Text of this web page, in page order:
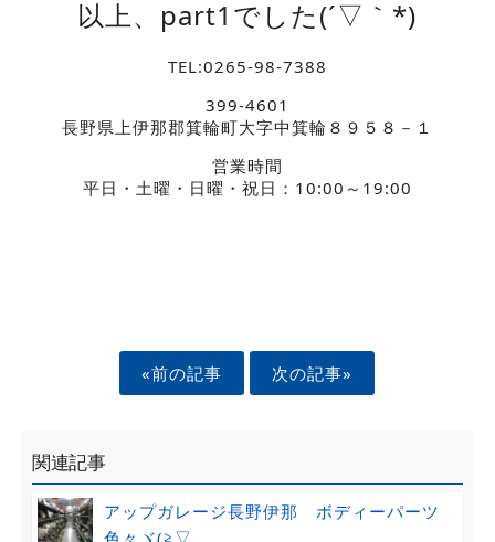
以上、part1でした(´▽｀*)
TEL:0265-98-7388
399-4601
長野県上伊那郡箕輪町大字中箕輪８９５８－１
営業時間
平日・土曜・日曜・祝日：10:00～19:00
«前の記事 次の記事»
関連記事
アップガレージ長野伊那 ボディーパーツ
色々ヾ(≧▽......